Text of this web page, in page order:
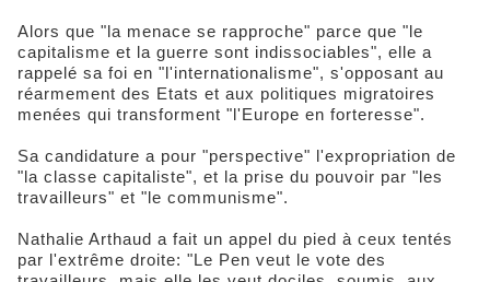
Alors que "la menace se rapproche" parce que "le
capitalisme et la guerre sont indissociables", elle a
rappelé sa foi en "l'internationalisme", s'opposant au
réarmement des Etats et aux politiques migratoires
menées qui transforment "l'Europe en forteresse".
Sa candidature a pour "perspective" l'expropriation de
"la classe capitaliste", et la prise du pouvoir par "les
travailleurs" et "le communisme".
Nathalie Arthaud a fait un appel du pied à ceux tentés
par l'extrême droite: "Le Pen veut le vote des